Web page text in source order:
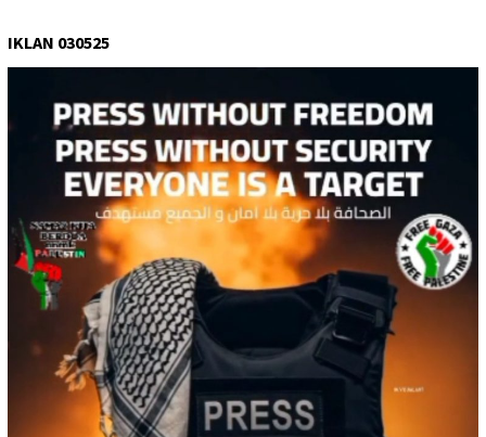
IKLAN 030525